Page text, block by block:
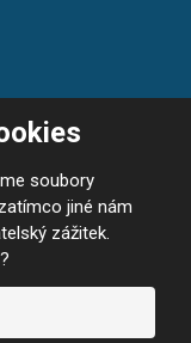
soubory
jiné nám
zážitek.